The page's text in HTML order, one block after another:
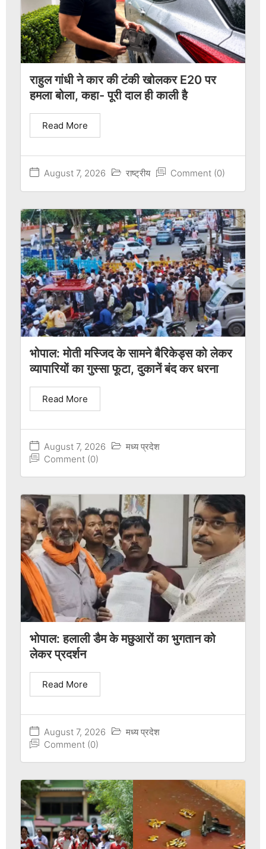
राहुल गांधी ने कार की टंकी खोलकर E20 पर
हमला बोला, कहा- पूरी दाल ही काली है
August 7, 2026 राष्ट्रीय Comment (0)
Read More
भोपाल: मोती मस्जिद के सामने बैरिकेड्स को लेकर
व्यापारियों का गुस्सा फूटा, दुकानें बंद कर धरना
August 7, 2026
मध्य प्रदेश
Comment (0)
Read More
भोपाल: हलाली डैम के मछुआरों का भुगतान को
लेकर प्रदर्शन
August 7, 2026
मध्य प्रदेश
Comment (0)
Read More